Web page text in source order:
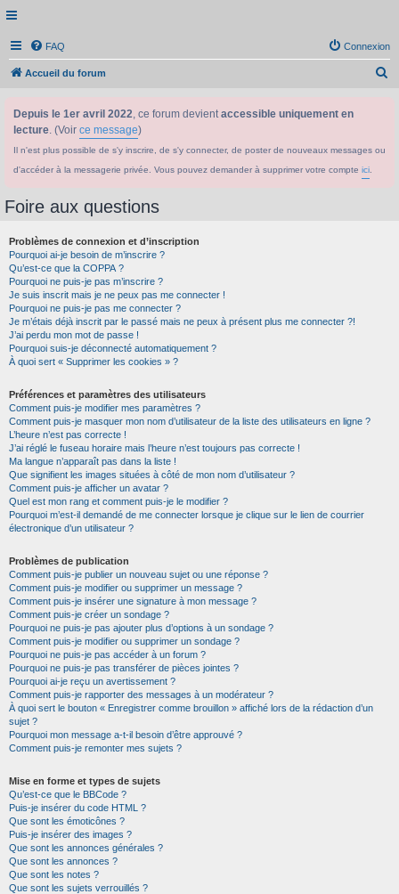
FAQ Connexion
Accueil du forum
Depuis le 1er avril 2022, ce forum devientaccessible uniquement en
lecture. (Voir ce message)
Il n'est plus possible de s'y inscrire, de s'y connecter, de poster de nouveaux messages ou
d'accéder à la messagerie privée. Vous pouvez demander à supprimer votre compte ici
Foire aux questions
Problèmes de connexion et d’inscription
Pourquoi ai-je besoin de m’inscrire ?
Qu’est-ce que la COPPA ?
Pourquoi ne puis-je pas m’inscrire ?
Je suis inscrit mais je ne peux pas me connecter !
Pourquoi ne puis-je pas me connecter ?
Je m’étais déjà inscrit par le passé mais ne peux à présent plus me connecter ?!
J’ai perdu mon mot de passe !
Pourquoi suis-je déconnecté automatiquement ?
À quoi sert « Supprimer les cookies » ?
Préférences et paramètres des utilisateurs
Comment puis-je modifier mes paramètres ?
Comment puis-je masquer mon nom d’utilisateur de la liste des utilisateurs en ligne ?
L’heure n’est pas correcte !
J’ai réglé le fuseau horaire mais l’heure n’est toujours pas correcte !
Ma langue n’apparaît pas dans la liste !
Que signifient les images situées à côté de mon nom d’utilisateur ?
Comment puis-je afficher un avatar ?
Quel est mon rang et comment puis-je le modifier ?
Pourquoi m’est-il demandé de me connecter lorsque je clique sur le lien de courrier
électronique d’un utilisateur ?
Problèmes de publication
Comment puis-je publier un nouveau sujet ou une réponse ?
Comment puis-je modifier ou supprimer un message ?
Comment puis-je insérer une signature à mon message ?
Comment puis-je créer un sondage ?
Pourquoi ne puis-je pas ajouter plus d’options à un sondage ?
Comment puis-je modifier ou supprimer un sondage ?
Pourquoi ne puis-je pas accéder à un forum ?
Pourquoi ne puis-je pas transférer de pièces jointes ?
Pourquoi ai-je reçu un avertissement ?
Comment puis-je rapporter des messages à un modérateur ?
À quoi sert le bouton « Enregistrer comme brouillon » affiché lors de la rédaction d’un
sujet ?
Pourquoi mon message a-t-il besoin d’être approuvé ?
Comment puis-je remonter mes sujets ?
Mise en forme et types de sujets
Qu’est-ce que le BBCode ?
Puis-je insérer du code HTML ?
Que sont les émoticônes ?
Puis-je insérer des images ?
Que sont les annonces générales ?
Que sont les annonces ?
Que sont les notes ?
Que sont les sujets verrouillés ?